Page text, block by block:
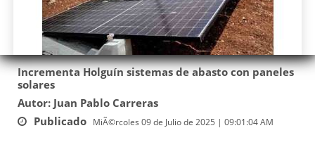
Incrementa Holguín sistemas de abasto con paneles
solares
Autor: Juan Pablo Carreras
Publicado MiÃ©rcoles 09 de Julio de 2025 | 09:01:04 AM